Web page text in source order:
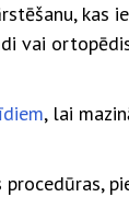
kas
vai
, lai